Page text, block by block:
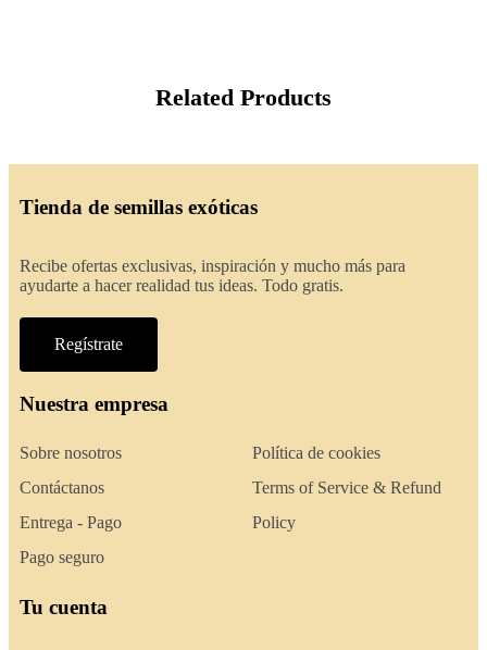
Related Products
Tienda de semillas exóticas
Recibe ofertas exclusivas, inspiración y mucho más para
ayudarte a hacer realidad tus ideas. Todo gratis.
Regístrate
Nuestra empresa
Sobre nosotros
Contáctanos
Entrega - Pago
Pago seguro
Política de cookies
Terms of Service & Refund
Policy
Tu cuenta